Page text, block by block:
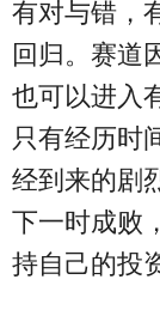
有对与错，
回归。赛道
也可以进入
只有经历时
经到来的剧
下一时成败
持自己的投